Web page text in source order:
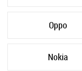
Oppo
Nokia